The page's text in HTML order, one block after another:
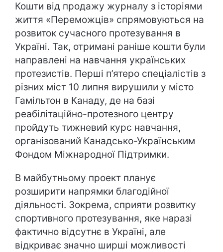
Кошти від продажу журналу з історіями
життя «Переможців» спрямовуються на
розвиток сучасного протезування в
Україні. Так, отримані раніше кошти були
направлені на навчання українських
протезистів. Перші п’ятеро спеціалістів з
різних міст 10 липня вирушили у місто
Гамільтон в Канаду, де на базі
реабілітаційно-протезного центру
пройдуть тижневий курс навчання,
організований Канадсько-Українським
Фондом Міжнародної Підтримки.
В майбутньому проект планує
розширити напрямки благодійної
діяльності. Зокрема, сприяти розвитку
спортивного протезування, яке наразі
фактично відсутнє в Україні, але
відкриває значно ширші можливості